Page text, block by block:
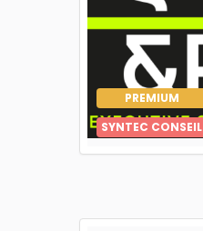
PREMIUM
SYNTEC CONSEIL